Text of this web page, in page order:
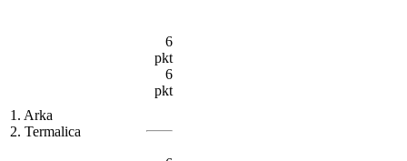
1. Arka
2. Termalica
6
pkt
6
pkt